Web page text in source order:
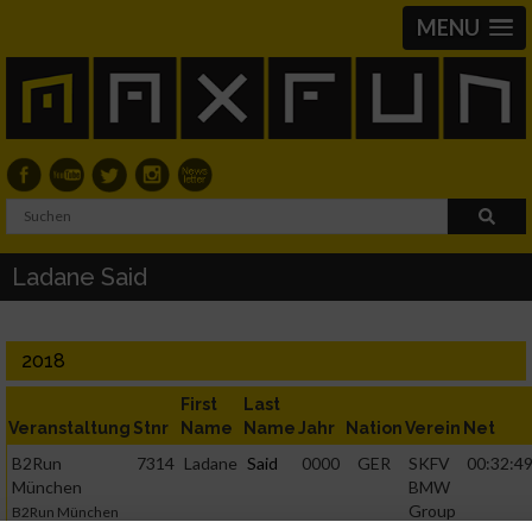
MENU
Ladane Said
2018
Veranstaltung Stnr
First
Name
Last
NameJahr NationVerein Net
B2Run
München
B2Run München
7314 Ladane Said 0000 GER
SKFV
BMW
Group